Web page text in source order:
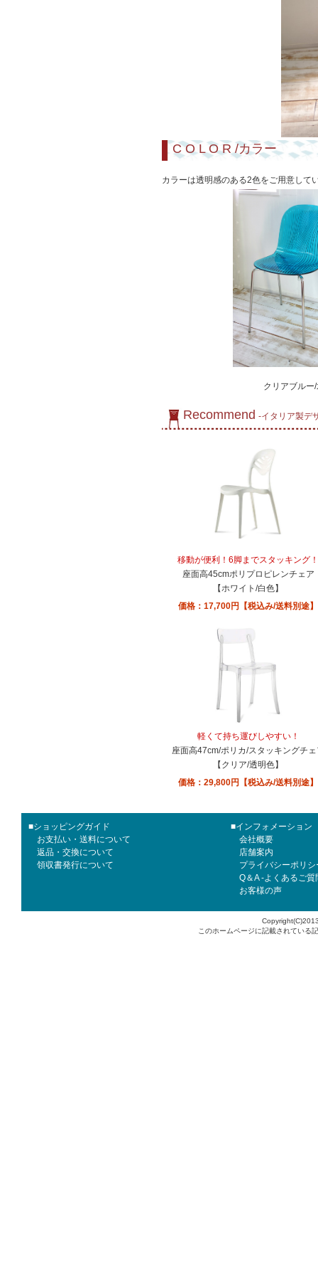
C O L O R /カラー
カラーは透明感のある2色をご用意して
クリアブルー
Recommend -イタリア製デ
移動が便利！6脚までスタッキング！
座面高45cmポリプロピレンチェア
【ホワイト/白色】
価格：17,700円【税込み/送料別途】
軽くて持ち運びしやすい！
座面高47cm/ポリカ/スタッキングチェ
【クリア/透明色】
価格：29,800円【税込み/送料別途】
■ショッピングガイド
お支払い・送料について
返品・交換について
領収書発行について
■インフォメーション
会社概要
店舗案内
プライバシーポリシ
Q＆A -よくあるご質
お客様の声
このホームページに記載されている